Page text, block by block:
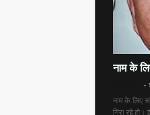
नाम के
नाम के लिए
गिरा रहे